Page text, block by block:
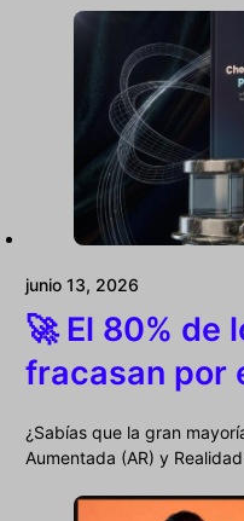
junio 13, 2026
🚀 El 80% de
fracasan por
¿Sabías que la gran
Aumentada (AR) y